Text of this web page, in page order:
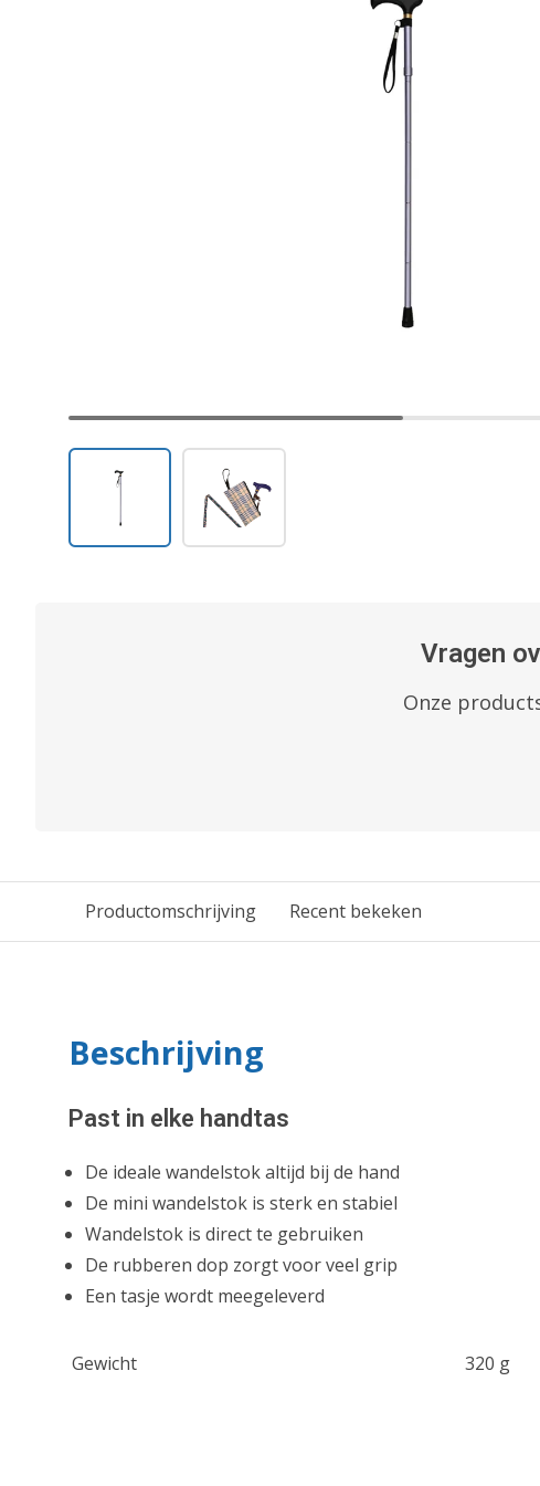
Vragen
Onze
Productomschrijving Recent bekeken
Beschrijving
Past in elke handtas
De ideale wandelstok altijd bij de hand
De mini wandelstok is sterk en stabiel
Wandelstok is direct te gebruiken
De rubberen dop zorgt voor veel grip
Een tasje wordt meegeleverd
Gewicht 320 g